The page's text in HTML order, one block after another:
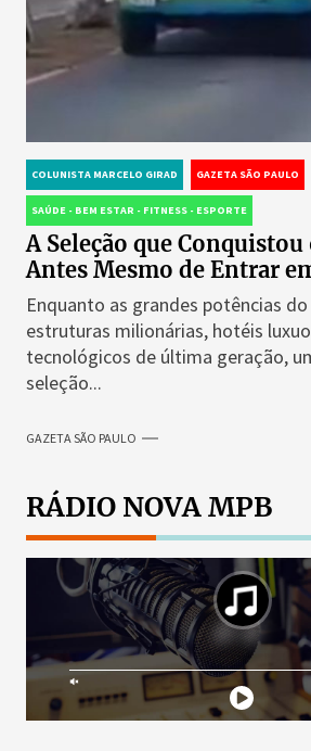
COLUNISTA MARCELO GIRAD GAZETA SÃO PAULO
SAÚDE - BEM ESTAR - FITNESS - ESPORTE
A Seleção que
Antes Mesmo de Entrar
Enquanto as grandes potências
estruturas milionárias, hotéis
tecnológicos de última geração,
seleção...
GAZETA SÃO PAULO
RÁDIO NOVA MPB